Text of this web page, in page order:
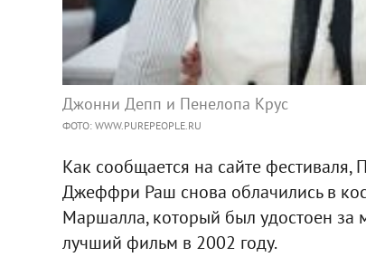
Джонни Депп и Пенелопа Крус
ФОТО: WWW.PUREPEOPLE.RU
Как сообщается на сайте
Джеффри Раш снова облачились в
Маршалла, который был удостоен
лучший фильм в 2002 году.